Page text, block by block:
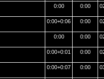
0:00 0:00
0:00+0:06 0:00
0:00 0:00
0:00+0:01 0:00
0:00+0:07 0:00